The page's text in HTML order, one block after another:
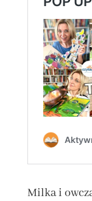
Milka i